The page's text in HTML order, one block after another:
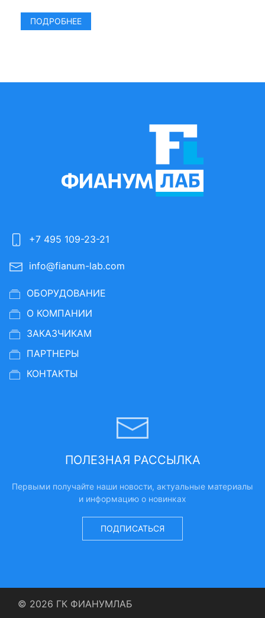
ПОДРОБНЕЕ
+7 495 109-23-21
info@fianum-lab.com
ОБОРУДОВАНИЕ
О КОМПАНИИ
ЗАКАЗЧИКАМ
ПАРТНЕРЫ
КОНТАКТЫ
ПОЛЕЗНАЯ РАССЫЛКА
Первыми получайте наши новости, актуальные материалы
и информацию о новинках
ПОДПИСАТЬСЯ
© 2026 ГК ФИАНУМЛАБ